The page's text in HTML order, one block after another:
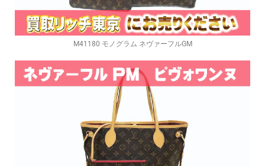
M41180 モノグラム ネヴァーフルGM